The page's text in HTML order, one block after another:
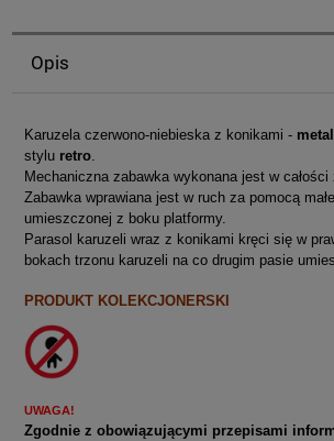
Opis
Karuzela czerwono-niebieska z konikami -
stylu retro.
Mechaniczna zabawka wykonana jest w całości
Zabawka wprawiana jest w ruch za pomocą
umieszczonej z boku platformy.
Parasol karuzeli wraz z konikami kręci się w
bokach trzonu karuzeli na co drugim pasie
PRODUKT KOLEKCJONERSKI
UWAGA!
Zgodnie z obowiązującymi przepisami